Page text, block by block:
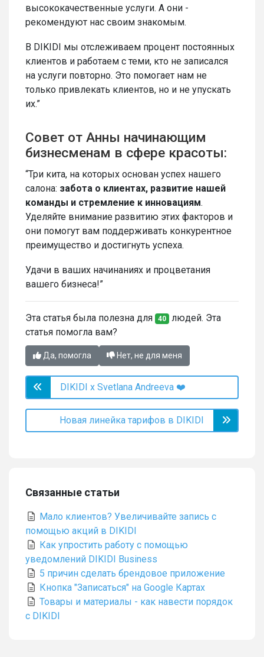
высококачественные услуги. А они -
рекомендуют нас своим знакомым.
В DIKIDI мы отслеживаем процент постоянных
клиентов и работаем с теми, кто не записался
на услуги повторно. Это помогает нам не
только привлекать клиентов, но и не упускать
их.”
Совет от Анны начинающим
бизнесменам в сфере красоты:
“Три кита, на которых основан успех нашего
салона: забота о клиентах, развитие нашей
команды и стремление к инновациям.
Уделяйте внимание развитию этих факторов и
они помогут вам поддерживать конкурентное
преимущество и достигнуть успеха.
Удачи в ваших начинаниях и процветания
вашего бизнеса!”
Эта статья была полезна для 40 людей. Эта
статья помогла вам?
Да, помогла Нет, не для меня
DIKIDI х Svetlana Andreeva ❤️
Новая линейка тарифов в DIKIDI
Связанные статьи
Мало клиентов? Увеличивайте запись с
помощью акций в DIKIDI
Как упростить работу с помощью
уведомлений DIKIDI Business
5 причин сделать брендовое приложение
Кнопка "Записаться" на Google Картах
Товары и материалы - как навести порядок
с DIKIDI